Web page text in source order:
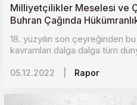
Milliyetçilikler Meselesi ve
Buhran Çağında
Onuru
18. yüzyılın son çeyreğinden
kavramları dalga dalga tüm
05.12.2022 Rapor